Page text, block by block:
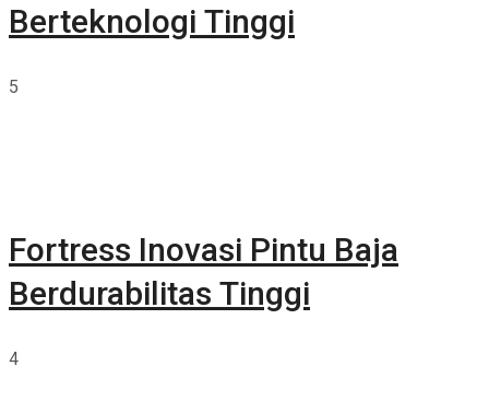
Berteknologi Tinggi
5
Fortress Inovasi Pintu Baja
Berdurabilitas Tinggi
4